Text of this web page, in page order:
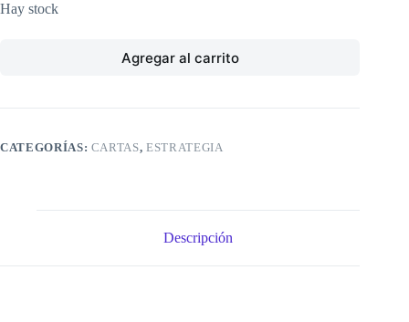
Hay stock
Agregar al carrito
CATEGORÍAS: CARTAS,ESTRATEGIA
Descripción